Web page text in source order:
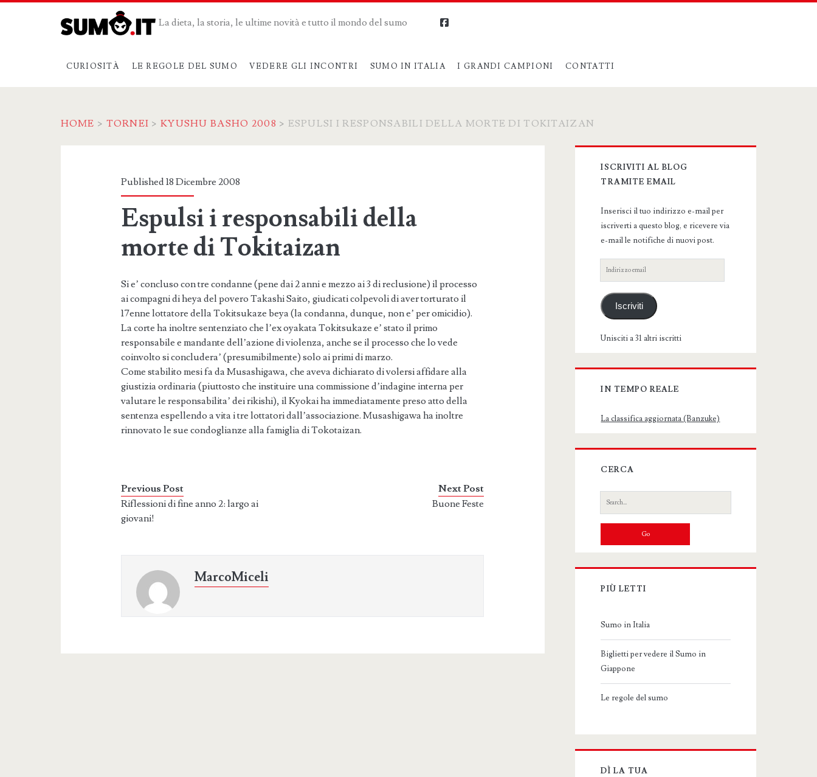
La dieta, la storia, le ultime novità e tutto il mondo del sumo
CURIOSITÀ LE REGOLE DEL SUMO VEDERE GLI INCONTRI SUMO IN ITALIA I GRANDI CAMPIONI CONTATTI
facebook
HOME > TORNEI >KYUSHU BASHO 2008 > ESPULSI I RESPONSABILI DELLA MORTE DI TOKITAIZAN
Published 18 Dicembre 2008
Espulsi i responsabili della
morte di Tokitaizan
Si e’ concluso con tre condanne (pene dai 2 anni e mezzo ai 3 di reclusione) il processo
ai compagni di heya del povero Takashi Saito, giudicati colpevoli di aver torturato il
17enne lottatore della Tokitsukaze beya (la condanna, dunque, non e’ per omicidio).
La corte ha inoltre sentenziato che l’ex oyakata Tokitsukaze e’ stato il primo
responsabile e mandante dell’azione di violenza, anche se il processo che lo vede
coinvolto si concludera’ (presumibilmente) solo ai primi di marzo.
Come stabilito mesi fa da Musashigawa, che aveva dichiarato di volersi affidare alla
giustizia ordinaria (piuttosto che instituire una commissione d’indagine interna per
valutare le responsabilita’ dei rikishi), il Kyokai ha immediatamente preso atto della
sentenza espellendo a vita i tre lottatori dall’associazione. Musashigawa ha inoltre
rinnovato le sue condoglianze alla famiglia di Tokotaizan.
Previous Post
Riflessioni di fine anno 2: largo ai
giovani!
Next Post
Buone Feste
MarcoMiceli
Primary
Sidebar
ISCRIVITI AL BLOG
TRAMITE EMAIL
Inserisci il tuo indirizzo e-mail per
iscriverti a questo blog, e ricevere via
e-mail le notifiche di nuovi post.
Indirizzo
email
Iscriviti
Unisciti a 31 altri iscritti
IN TEMPO REALE
La classifica aggiornata (Banzuke)
CERCA
Search
for:
PIÙ LETTI
Sumo in Italia
Biglietti per vedere il Sumo in
Giappone
Le regole del sumo
DÌ LA TUA